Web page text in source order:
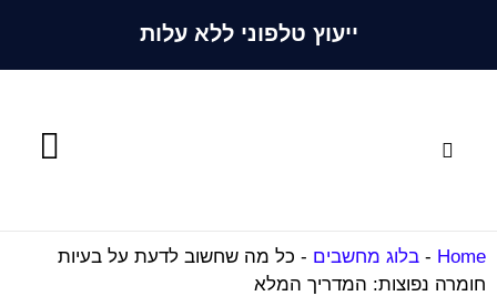
ייעוץ טלפוני ללא עלות
Home
- בלוג מחשבים - כל מה שחשוב לדעת על בעיות
חומרה נפוצות: המדריך המלא